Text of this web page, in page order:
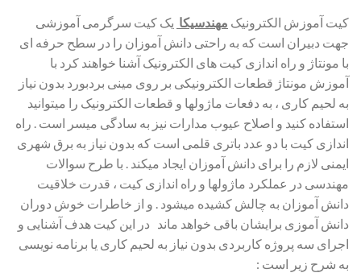
کیت آموزش الکترونیک مهندسیکا یک کیت سرگرمی آموزشی
جهت دبیران است که به راحتی دانش آموزان را در سطح حرفه ای
با مونتاژ و راه اندازی کیت های الکترونیک آشنا خواهند کرد با
آموزش مونتاژ قطعات الکترونیکی بر روی مینی بردبورد بدون نیاز
به لحیم کاری ، به دفعات ماژولها و قطعات الکترونیک را میتوانید
استفاده کنید و اصلاح عیوب مدارات نیز به سادگی میسر است . راه
اندازی کیت با دو عدد باتری قلمی است که بدون نیاز به برق شهری
ایمنی لازم را برای دانش آموزان ایجاد میکند . با طرح سوالات
مهندسی در عملکرد ماژولها و راه اندازی کیت ، قدرت خلاقیت
دانش آموزان به چالش کشیده میشود . و از خاطرات خوش دوران
دانش آموزی برایشان باقی خواهد ماند در این کیت هدف آشنایی و
اجرای سه پروژه کاربردی بدون نیاز به لحیم کاری یا برنامه نویسی
به شرح زیر است :